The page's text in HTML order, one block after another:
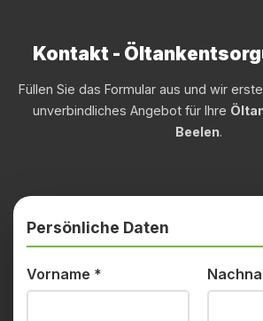
Kontakt -
Füllen Sie das Formular aus und wir
unverbindliches Angebot für Ihre
Beelen.
Persönliche Daten
Vorname *